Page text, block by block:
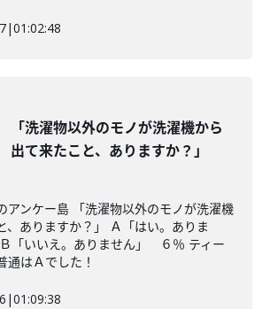
|01:02:48
「洗濯物以外のモノが洗濯機から
出て来たこと、ありますか？」
アンケー島 「洗濯物以外のモノが洗濯機
、ありますか？」 Ａ「はい。ありま
いいえ。ありません」 ６％ ティー
通はＡでした！
|01:09:38